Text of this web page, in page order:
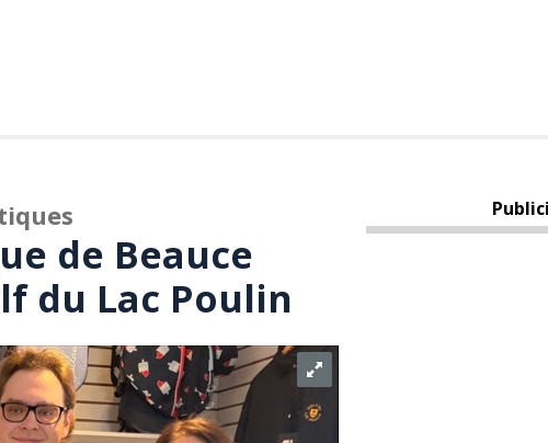
de Beauce
du Lac Poulin